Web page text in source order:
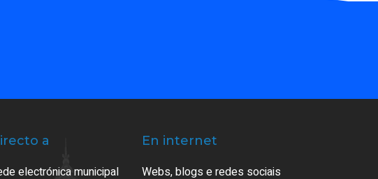
a
electrónica municipal
En internet
Webs, blogs e redes sociais